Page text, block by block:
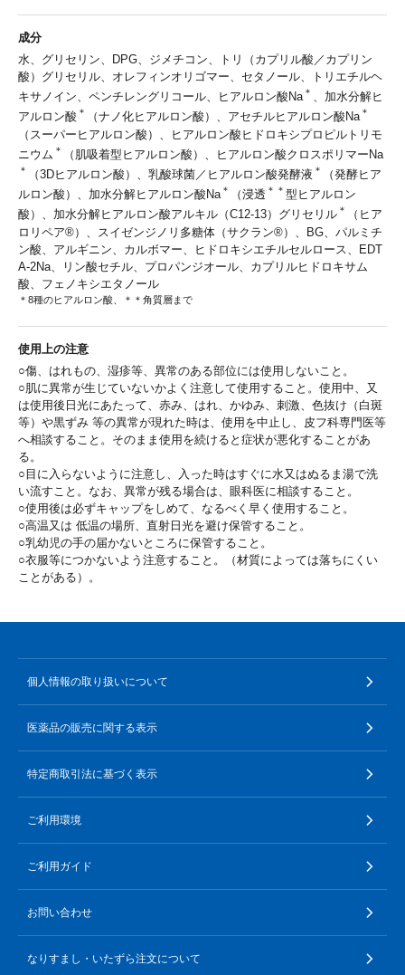
成分
水、グリセリン、DPG、ジメチコン、トリ（カプリル酸／カプリン
酸）グリセリル、オレフィンオリゴマー、セタノール、トリエチルヘ
キサノイン、ペンチレングリコール、ヒアルロン酸Na ＊ 、加水分解ヒ
アルロン酸 ＊ （ナノ化ヒアルロン酸）、アセチルヒアルロン酸Na ＊
（スーパーヒアルロン酸）、ヒアルロン酸ヒドロキシプロピルトリモ
ニウム ＊ （肌吸着型ヒアルロン酸）、ヒアルロン酸クロスポリマーNa
＊ （3Dヒアルロン酸）、乳酸球菌／ヒアルロン酸発酵液 ＊
（発酵ヒア
ルロン酸）、加水分解ヒアルロン酸Na ＊ （浸透 ＊＊ 型ヒアルロン
酸）、加水分解ヒアルロン酸アルキル（C12-13）グリセリル ＊
（ヒア
ロリペア®）、スイゼンジノリ多糖体（サクラン®）、BG、パルミチ
ン酸、アルギニン、カルボマー、ヒドロキシエチルセルロース、EDT
A-2Na、リン酸セチル、プロパンジオール、カプリルヒドロキサム
酸、フェノキシエタノール
＊8種のヒアルロン酸、＊＊角質層まで
使用上の注意
○傷、はれもの、湿疹等、異常のある部位には使用しないこと。
○肌に異常が生じていないかよく注意して使用すること。使用中、又
は使用後日光にあたって、赤み、はれ、かゆみ、刺激、色抜け（白斑
等）や黒ずみ 等の異常が現れた時は、使用を中止し、皮フ科専門医等
へ相談すること。そのまま使用を続けると症状が悪化することがあ
る。
○目に入らないように注意し、入った時はすぐに水又はぬるま湯で洗
い流すこと。なお、異常が残る場合は、眼科医に相談すること。
○使用後は必ずキャップをしめて、なるべく早く使用すること。
○高温又は 低温の場所、直射日光を避け保管すること。
○乳幼児の手の届かないところに保管すること。
○衣服等につかないよう注意すること。（材質によっては落ちにくい
ことがある）。
個人情報の取り扱いについて
医薬品の販売に関する表示
特定商取引法に基づく表示
ご利用環境
ご利用ガイド
お問い合わせ
なりすまし・いたずら注文について